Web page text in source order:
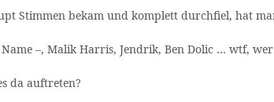
Stimmen bekam und komplett durchfiel, hat
–, Malik Harris, Jendrik, Ben Dolic … wtf, wer
da auftreten?